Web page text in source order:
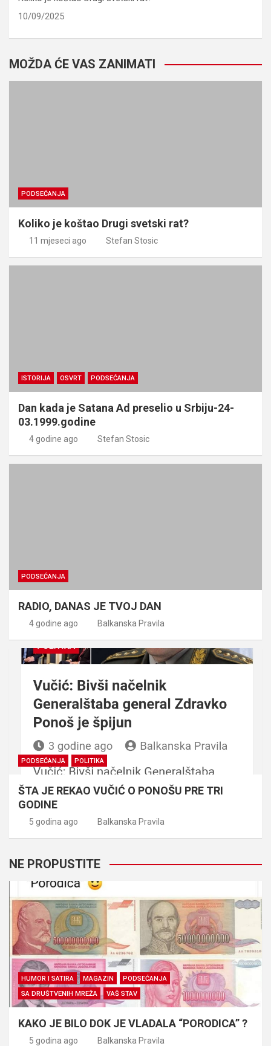
10/09/2025
MOŽDA ĆE VAS ZANIMATI
PODSEĆANJA
Koliko je koštao Drugi svetski rat?
11 mjeseci ago Stefan Stosic
ISTORIJA OSVRT PODSEĆANJA
Dan kada je Satana Ad preselio u Srbiju-24-
03.1999.godine
4 godine ago Stefan Stosic
PODSEĆANJA
RADIO, DANAS JE TVOJ DAN
4 godine ago Balkanska Pravila
PODSEĆANJA POLITIKA
ŠTA JE REKAO VUČIĆ O PONOŠU PRE TRI
GODINE
5 godina ago Balkanska Pravila
NE PROPUSTITE
HUMOR I SATIRA MAGAZIN
PODSEĆANJA
SA DRUŠTVENIH MREŽA
VAŠ STAV
KAKO JE BILO DOK JE VLADALA “PORODICA” ?
5 godina ago Balkanska Pravila